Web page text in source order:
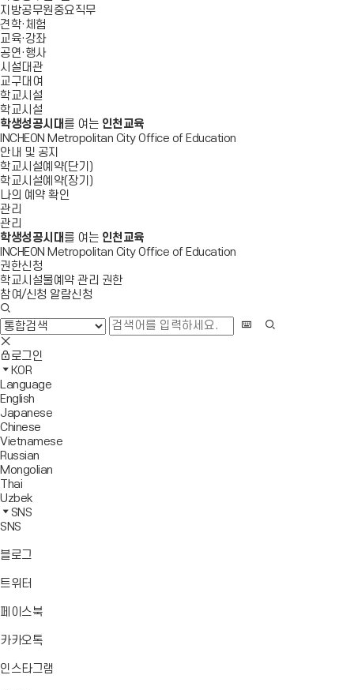
지방공무원중요직무
견학·체험
교육·강좌
공연·행사
시설대관
교구대여
학교시설
학교시설
학생성공시대 를 여는 인천교육
INCHEON Metropolitan City Office of Education
안내 및 공지
학교시설예약(단기)
학교시설예약(장기)
나의 예약 확인
관리
관리
학생성공시대 를 여는 인천교육
INCHEON Metropolitan City Office of Education
권한신청
학교시설물예약 관리 권한
참여/신청 알람신청
검
색
창
열
기
검
검
색
영
역
닫
기
사
이
트
맵
이
동
모
바
일
메
뉴
열
기
전
체
메
뉴
로그인
KOR
Language
English
Japanese
Chinese
Vietnamese
Russian
Mongolian
Thai
Uzbek
SNS
SNS
블로그
트위터
가
페이스북바
가
카카오톡바
가
인스타그램